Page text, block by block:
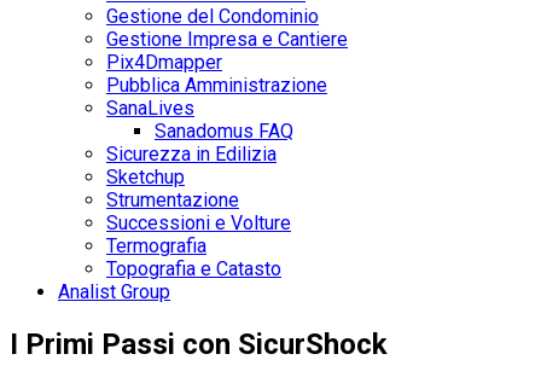
Gestione del Condominio
Gestione Impresa e Cantiere
Pix4Dmapper
Pubblica Amministrazione
SanaLives
Sanadomus FAQ
Sicurezza in Edilizia
Sketchup
Strumentazione
Successioni e Volture
Termografia
Topografia e Catasto
Analist Group
I Primi Passi con SicurShock